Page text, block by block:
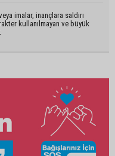
imalar, inançlara saldırı
kullanılmayan ve büyük